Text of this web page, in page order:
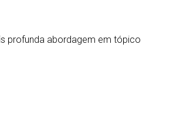
profunda abordagem em tópico